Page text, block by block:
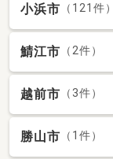
小浜市 （121件）
鯖江市 （2件）
越前市 （3件）
勝山市 （1件）